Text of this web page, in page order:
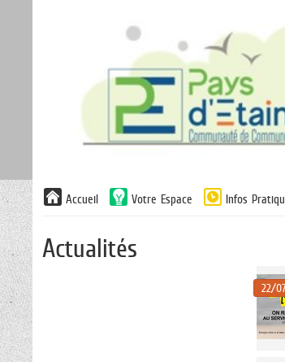
Liste
des
Accueil Votre Espace Infos
Actualités
22/07